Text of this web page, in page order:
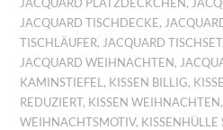
JACQUARD PLATZDECKCHEN,
JACQUARD TISCHDECKE,
TISCHLÄUFER, JACQUARD TISCHSET,
JACQUARD WEIHNACHTEN,
KAMINSTIEFEL , KISSEN BILLIG,
REDUZIERT, KISSEN WEIHNACHTEN,
WEIHNACHTSMOTIV,